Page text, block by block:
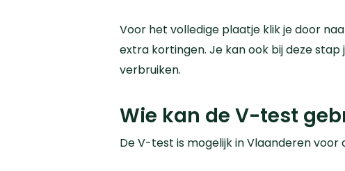
Voor het volledige plaatje klik je door
extra kortingen. Je kan ook bij deze
verbruiken.
Wie kan de V-test
De V-test is mogelijk in Vlaanderen voor